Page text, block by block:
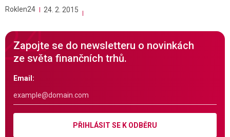
Roklen24 24. 2. 2015
Zapojte se do newsletteru o novinkách
ze světa finančních trhů.
Email:
PŘIHLÁSIT SE K ODBĚRU